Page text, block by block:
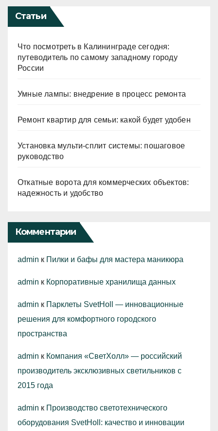
Статьи
Что посмотреть в Калининграде сегодня:
путеводитель по самому западному городу
России
Умные лампы: внедрение в процесс ремонта
Ремонт квартир для семьи: какой будет удобен
Установка мульти-сплит системы: пошаговое
руководство
Откатные ворота для коммерческих объектов:
надежность и удобство
Комментарии
admin к Пилки и бафы для мастера маникюра
admin к Корпоративные хранилища данных
admin к Парклеты SvetHoll — инновационные
решения для комфортного городского
пространства
admin к Компания «СветХолл» — российский
производитель эксклюзивных светильников с
2015 года
admin к Производство светотехнического
оборудования SvetHoll: качество и инновации